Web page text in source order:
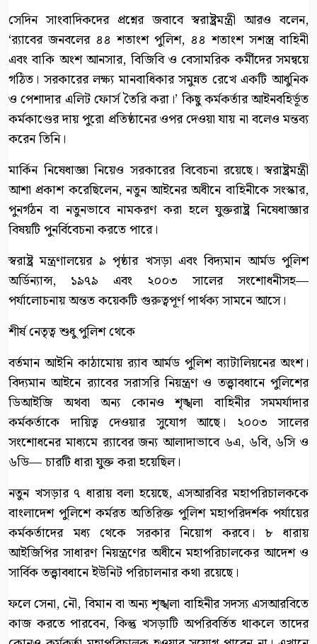
সেদিন সাংবাদিকদের প্রশ্নের জবাবে স্বরাষ্ট্রমন্ত্রী আরও বলেন,
‘র‍্যাবের জনবলের ৪৪ শতাংশ পুলিশ, ৪৪ শতাংশ সশস্ত্র বাহিনী
এবং বাকি অংশ আনসার, বিজিবি ও বেসামরিক কর্মীদের সমন্বয়ে
গঠিত। সরকারের লক্ষ্য মানবাধিকার সমুন্নত রেখে একটি আধুনিক
ও পেশাদার এলিট ফোর্স তৈরি করা।’ কিছু কর্মকর্তার আইনবহির্ভূত
কর্মকাণ্ডের দায় পুরো প্রতিষ্ঠানের ওপর দেওয়া যায় না বলেও মন্তব্য
করেন তিনি।
মার্কিন নিষেধাজ্ঞা নিয়েও সরকারের বিবেচনা রয়েছে। স্বরাষ্ট্রমন্ত্রী
আশা প্রকাশ করেছিলেন, নতুন আইনের অধীনে বাহিনীকে সংস্কার,
পুনর্গঠন বা নতুনভাবে নামকরণ করা হলে যুক্তরাষ্ট্র নিষেধাজ্ঞার
বিষয়টি পুনর্বিবেচনা করতে পারে।
স্বরাষ্ট্র মন্ত্রণালয়ের ৯ পৃষ্ঠার খসড়া এবং বিদ্যমান আর্মড পুলিশ
অর্ডিন্যান্স, ১৯৭৯ এবং ২০০৩ সালের সংশোধনীসহ—
পর্যালোচনায় অন্তত কয়েকটি গুরুত্বপূর্ণ পার্থক্য সামনে আসে।
শীর্ষ নেতৃত্ব শুধু পুলিশ থেকে
বর্তমান আইনি কাঠামোয় র‍্যাব আর্মড পুলিশ ব্যাটালিয়নের অংশ।
বিদ্যমান আইনে র‍্যাবের সরাসরি নিয়ন্ত্রণ ও তত্ত্বাবধানে পুলিশের
ডিআইজি অথবা অন্য কোনও শৃঙ্খলা বাহিনীর সমমর্যাদার
কর্মকর্তাকে দায়িত্ব দেওয়ার সুযোগ আছে। ২০০৩ সালের
সংশোধনের মাধ্যমে র‍্যাবের জন্য আলাদাভাবে ৬এ, ৬বি, ৬সি ও
৬ডি— চারটি ধারা যুক্ত করা হয়েছিল।
নতুন খসড়ার ৭ ধারায় বলা হয়েছে, এসআরবির মহাপরিচালককে
বাংলাদেশ পুলিশে কর্মরত অতিরিক্ত পুলিশ মহাপরিদর্শক পর্যায়ের
কর্মকর্তাদের মধ্য থেকে সরকার নিয়োগ করবে। ৮ ধারায়
আইজিপির সাধারণ নিয়ন্ত্রণের অধীনে মহাপরিচালকের আদেশ ও
সার্বিক তত্ত্বাবধানে ইউনিট পরিচালনার কথা রয়েছে।
ফলে সেনা, নৌ, বিমান বা অন্য শৃঙ্খলা বাহিনীর সদস্য এসআরবিতে
কাজ করতে পারবেন, কিন্তু খসড়াটি অপরিবর্তিত থাকলে তাদের